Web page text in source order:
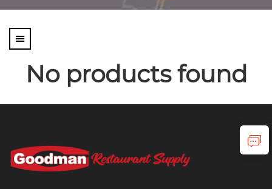
No products found